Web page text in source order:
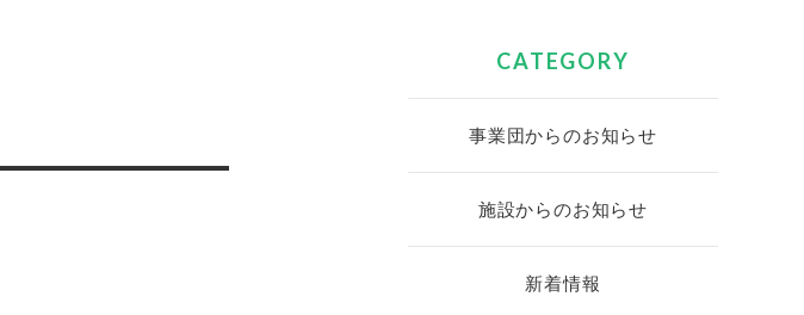
CATEGORY
事業団からのお知らせ
施設からのお知らせ
新着情報